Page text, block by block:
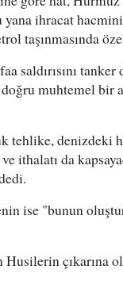
yana ihracat
taşınmasında
saldırısını
muhtemel bir
tehlike, denizdeki
ithalatı da
ise "bunun
çıkarına